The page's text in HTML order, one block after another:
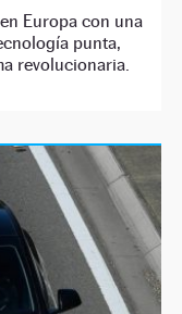
Europa con una
punta,
revolucionaria.